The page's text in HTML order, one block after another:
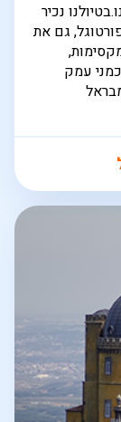
נכיר
גם את
עמק